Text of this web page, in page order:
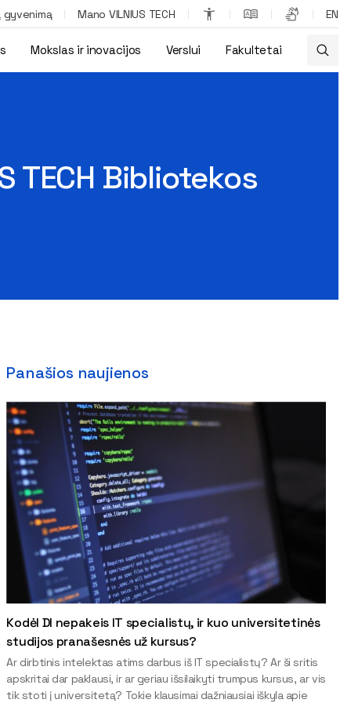
gyvenimą Mano VILNIUS TECH EN
Mokslas ir inovacijos Verslui Fakultetai
Bancevičiui
TECH Bibliotekos
Panašios naujienos
Kodėl DI nepakeis IT specialistų, ir kuo universitetinės
studijos pranašesnės už kursus?
Ar dirbtinis intelektas atims darbus iš IT specialistų? Ar ši sritis
apskritai dar paklausi, ir ar geriau išsilaikyti trumpus kursus, ar vis
tik stoti į universitetą? Tokie klausimai dažniausiai iškyla apie